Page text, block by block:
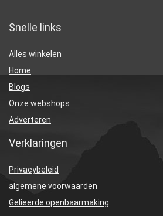
Snelle links
Alles winkelen
Home
Blogs
Onze webshops
Adverteren
Verklaringen
Privacybeleid
algemene voorwaarden
Gelieerde openbaarmaking